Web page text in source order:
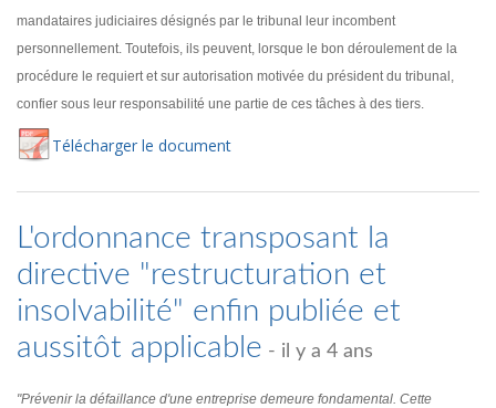
mandataires judiciaires désignés par le tribunal leur incombent
personnellement. Toutefois, ils peuvent, lorsque le bon déroulement de la
procédure le requiert et sur autorisation motivée du président du tribunal,
confier sous leur responsabilité une partie de ces tâches à des tiers.
Télécharger le document
L'ordonnance transposant la
directive "restructuration et
insolvabilité" enfin publiée et
aussitôt applicable - il y a 4 ans
"Prévenir la défaillance d'une entreprise demeure fondamental. Cette